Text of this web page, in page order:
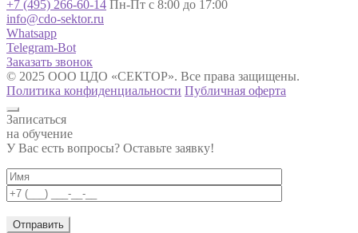
+7 (495) 266-60-14 Пн-Пт с 8:00 до 17:00
info@cdo-sektor.ru
Whatsapp
Telegram-Bot
Заказать звонок
© 2025 ООО ЦДО «СЕКТОР». Все права защищены.
Политика конфиденциальности Публичная оферта
Записаться
на обучение
У Вас есть вопросы? Оставьте заявку!